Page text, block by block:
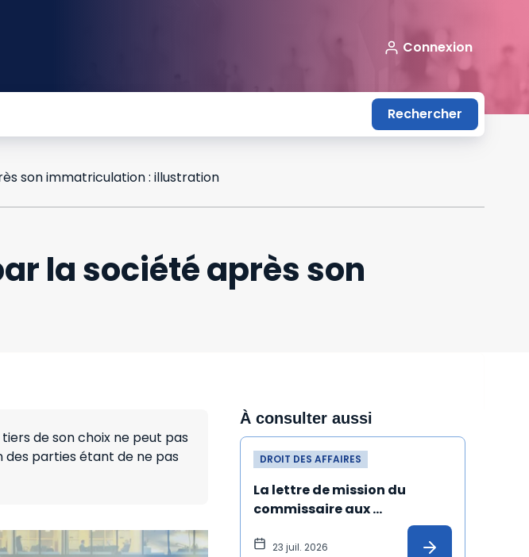
Connexion
Rechercher
son immatriculation : illustration
la société après son
de son choix ne peut pas
parties étant de ne pas
À consulter aussi
DROIT DES AFFAIRES
La lettre de mission du
commissaire aux
apports désigné malgré
une incompatibilité peut
23 juil. 2026